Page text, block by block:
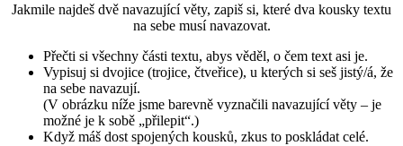
Jakmile najdeš dvě navazující věty, zapiš si, které dva kousky textu
na sebe musí navazovat.
Přečti si všechny části textu, abys věděl, o čem text asi je.
Vypisuj si dvojice (trojice, čtveřice), u kterých si seš jistý/á, že
na sebe navazují.
(V obrázku níže jsme barevně vyznačili navazující věty – je
možné je k sobě „přilepit“.)
Když máš dost spojených kousků, zkus to poskládat celé.